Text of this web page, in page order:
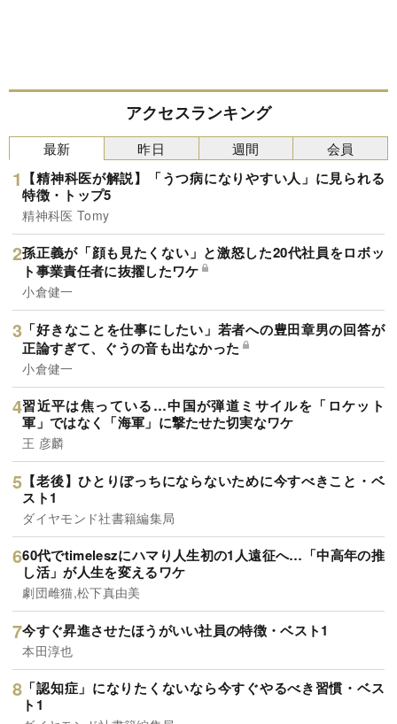
アクセスランキング
最新
【精神科医が解説】「うつ病になりやすい人」に見られる
特徴・トップ5
精神科医 Tomy
孫正義が「顔も見たくない」と激怒した20代社員をロボッ
ト事業責任者に抜擢したワケ
小倉健一
「好きなことを仕事にしたい」若者への豊田章男の回答が
正論すぎて、ぐうの音も出なかった
小倉健一
習近平は焦っている…中国が弾道ミサイルを「ロケット
軍」ではなく「海軍」に撃たせた切実なワケ
王 彦麟
【老後】ひとりぼっちにならないために今すべきこと・ベ
スト1
ダイヤモンド社書籍編集局
60代でtimeleszにハマり人生初の1人遠征へ…「中高年の推
し活」が人生を変えるワケ
劇団雌猫,松下真由美
今すぐ昇進させたほうがいい社員の特徴・ベスト1
本田淳也
「認知症」になりたくないなら今すぐやるべき習慣・ベス
ト1
昨日 週間 会員